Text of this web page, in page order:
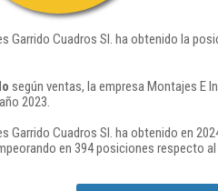
Garrido Cuadros Sl. ha obtenido la
según ventas, la empresa Montajes E
2023.
Garrido Cuadros Sl. ha obtenido en
en 394 posiciones respecto al